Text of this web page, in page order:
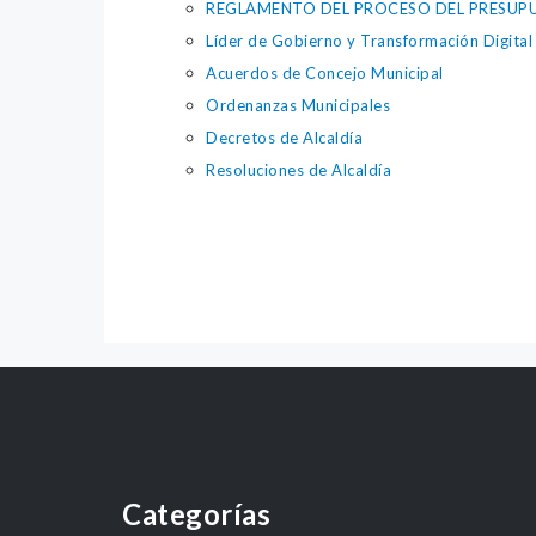
REGLAMENTO DEL PROCESO DEL
Líder de Gobierno y Transformación Digital
Acuerdos de Concejo Municipal
Ordenanzas Municipales
Decretos de Alcaldía
Resoluciones de Alcaldía
Categorías